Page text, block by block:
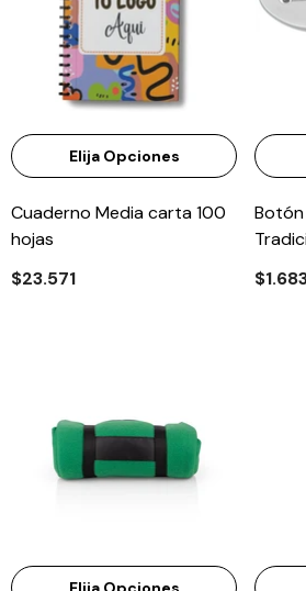
Elija Opciones
Cuaderno Media carta 100
hojas
$23.571